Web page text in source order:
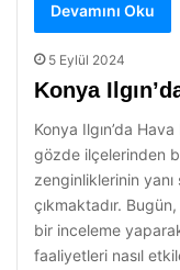
Devamını Oku
5 Eylül 2024
Konya
Konya Ilgın’da
gözde ilçelerinden
zenginliklerinin
çıkmaktadır.
bir inceleme
faaliyetleri nasıl